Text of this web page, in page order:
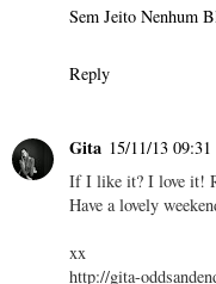
Sem Jeito Nenhum
Reply
Gita 15/11/13 09:31
If I like it? I love it!
Have a lovely
xx
http://gita-